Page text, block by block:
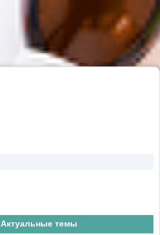
Актуальные темы